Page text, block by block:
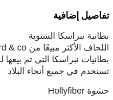
تفاصيل إضافية
بطانية نبراسكا الشتوية
اللحاف الأكثر مبيعًا من Yard & co
بطانيات نبراسكا التي تم
تستخدم في جميع أنحاء البلاد
حشوة Hollyfiber